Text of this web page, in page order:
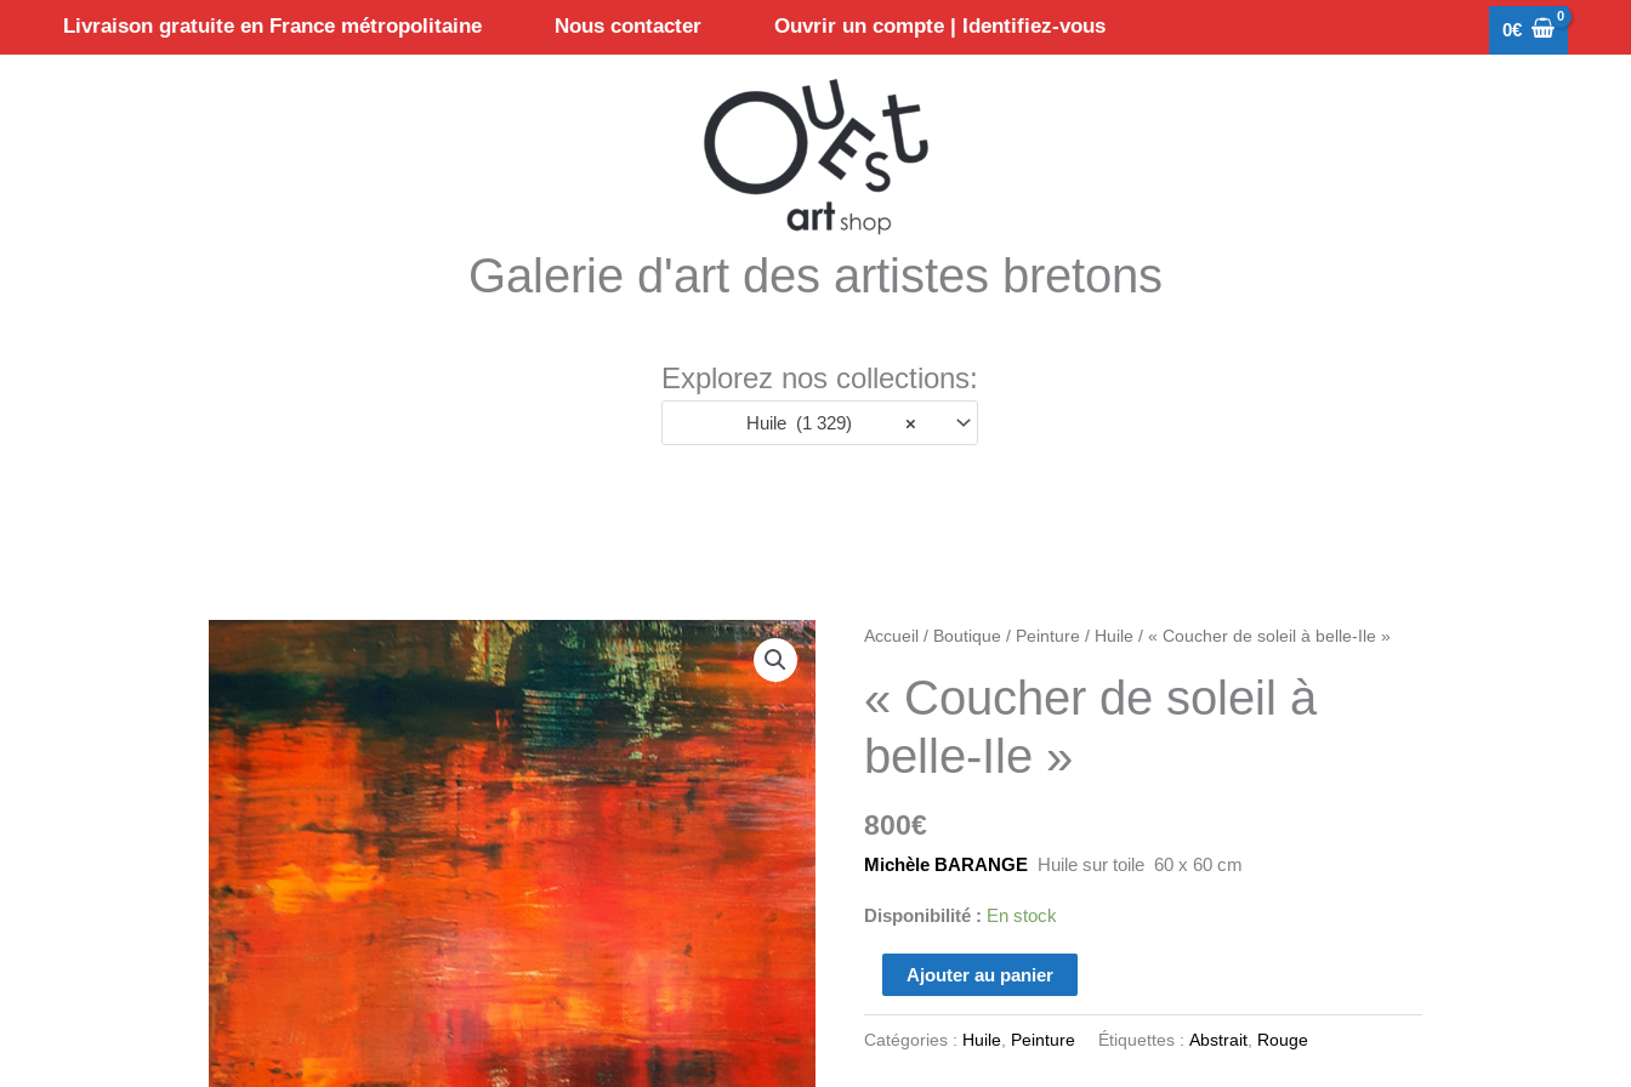
Livraison gratuite en France métropolitaine Nous contacter Ouvrir un compte | Identifiez-vous 0€
Galerie d'art des artistes bretons
Explorez nos collections:
×
Huile (1 329)
Accueil / Boutique / Peinture / Huile / « Coucher de soleil à belle-Ile »
« Coucher de soleil à
belle-Ile »
800€
Michèle BARANGE Huile sur toile 60 x 60 cm
Disponibilité : En stock
quantité
"Coucher
de
soleil
belle-
Ile"
Ajouter au panier
Catégories : Huile Peinture Étiquettes : Abstrait Rouge